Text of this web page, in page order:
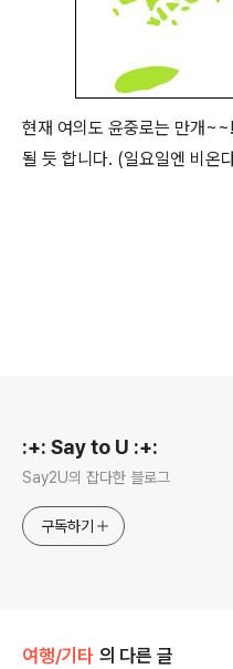
현재 여의도 윤중로는 만개
될 듯 합니다. (일요일엔 비온
:+: Say to U :+:
Say2U의 잡다한 블로그
구독하기
여행/기타 의 다른 글